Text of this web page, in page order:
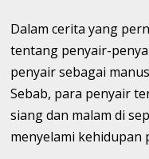
Dalam cerita yang
tentang penyair-
penyair sebagai
Sebab, para penyair
siang dan malam di
menyelami kehidupan